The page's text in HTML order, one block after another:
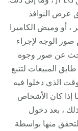
عرض النوافذ
، أو وميض الكاميرا
الوجه لإجراء
عن صور وجوه
المبيعات لتتبع
الذي دخلوا فيه
إذا كان الأشخاص
، بعد دخول
منها بواسطة